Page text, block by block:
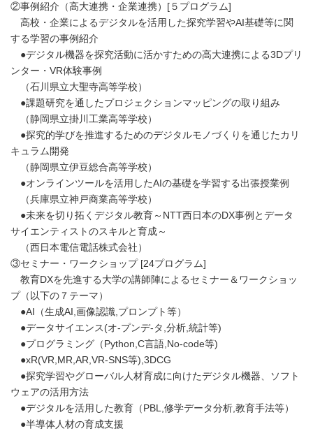
②事例紹介（高大連携・企業連携）[５プログラム]
高校・企業によるデジタルを活用した探究学習やAI基礎等に関
する学習の事例紹介
●デジタル機器を探究活動に活かすための高大連携による3Dプリ
ンター・VR体験事例
（石川県立大聖寺高等学校）
●課題研究を通したプロジェクションマッピングの取り組み
（静岡県立掛川工業高等学校）
●探究的学びを推進するためのデジタルモノづくりを通じたカリ
キュラム開発
（静岡県立伊豆総合高等学校）
●オンラインツールを活用したAIの基礎を学習する出張授業例
（兵庫県立神戸商業高等学校）
●未来を切り拓くデジタル教育～NTT西日本のDX事例とデータ
サイエンティストのスキルと育成～
（西日本電信電話株式会社）
③セミナー・ワークショップ [24プログラム]
教育DXを先進する大学の講師陣によるセミナー＆ワークショッ
プ（以下の７テーマ）
●AI（生成AI,画像認識,プロンプト等）
●データサイエンス(オ-プンデ-タ,分析,統計等)
●プログラミング（Python,C言語,No-code等)
●xR(VR,MR,AR,VR-SNS等),3DCG
●探究学習やグローバル人材育成に向けたデジタル機器、ソフト
ウェアの活用方法
●デジタルを活用した教育（PBL,修学データ分析,教育手法等）
●半導体人材の育成支援